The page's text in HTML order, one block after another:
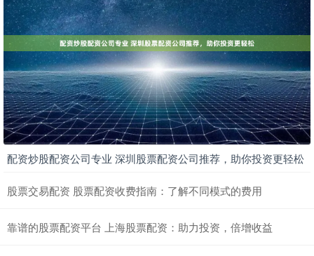
配资炒股配资公司专业 深圳股票配资公司推荐，助你投资更轻松
股票交易配资 股票配资收费指南：了解不同模式的费用
靠谱的股票配资平台 上海股票配资：助力投资，倍增收益